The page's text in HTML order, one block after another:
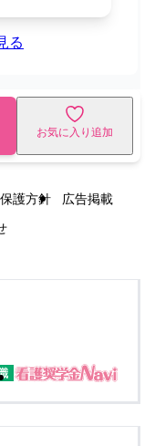
る
お気に入り追加
護方針
広告掲載